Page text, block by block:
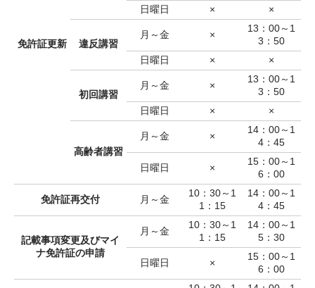
免許証更新
日曜日 × ×
違反講習
月～金 ×
13：00～1
3：50
日曜日
× ×
初回講習
月～金 ×
13：00～1
3：50
日曜日
× ×
高齢者講習
月～金 ×
14：00～1
4：45
日曜日 ×
15：00～1
6：00
免許証再交付 月～金
10：30～1
1：15
14：00～1
4：45
記載事項変更及びマイ
ナ免許証の申請
月～金
10：30～1
1：15
14：00～1
5：30
日曜日 ×
15：00～1
6：00